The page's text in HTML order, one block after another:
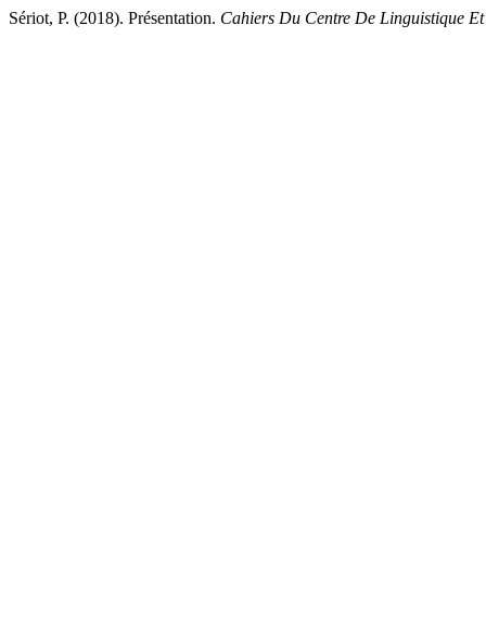
Sériot, P. (2018). Présentation. Cahiers Du Centre De Linguistique